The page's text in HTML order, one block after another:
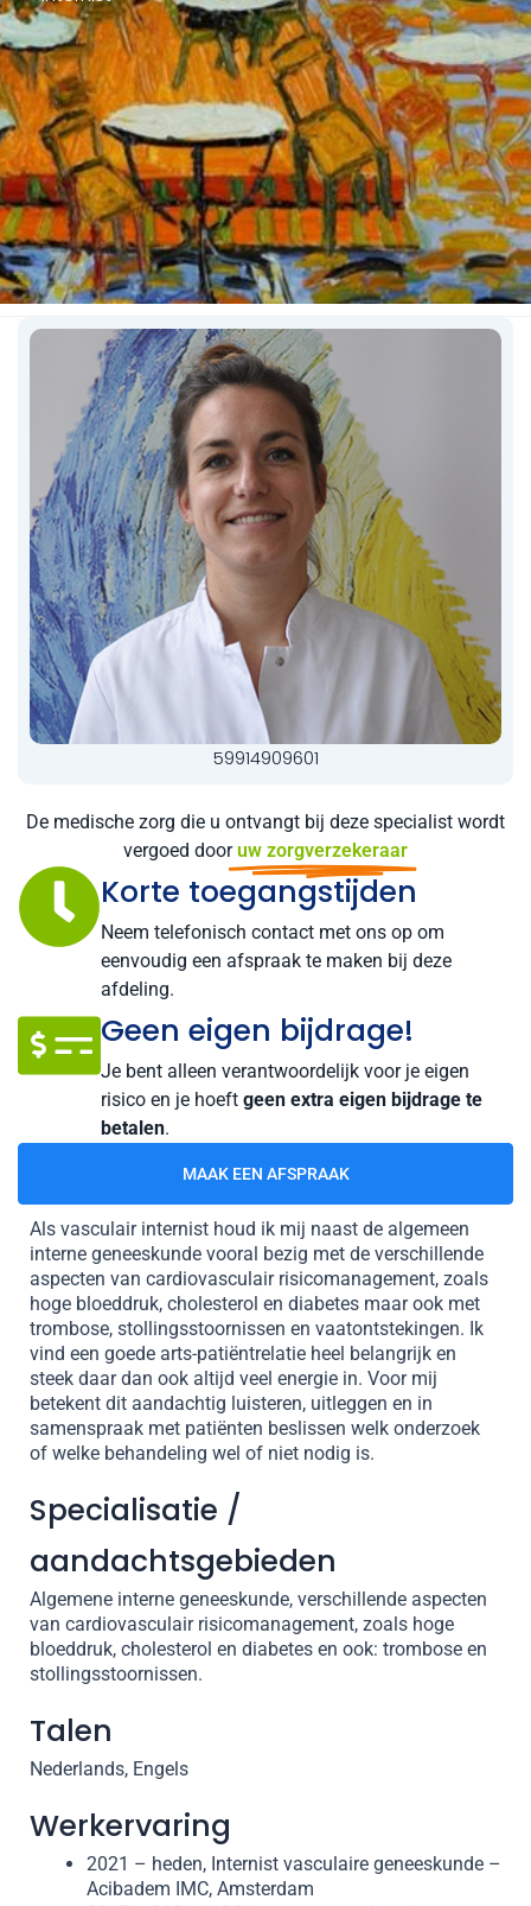
59914909601
De medische zorg die u ontvangt bij deze specialist wordt
vergoed door uw zorgverzekeraar
Korte toegangstijden
Neem telefonisch contact met ons op om
eenvoudig een afspraak te maken bij deze
afdeling.
Geen eigen bijdrage!
Je bent alleen verantwoordelijk voor je eigen
risico en je hoeft geen extra eigen bijdrage te
betalen.
MAAK EEN AFSPRAAK
Als vasculair internist houd ik mij naast de algemeen
interne geneeskunde vooral bezig met de verschillende
aspecten van cardiovasculair risicomanagement, zoals
hoge bloeddruk, cholesterol en diabetes maar ook met
trombose, stollingsstoornissen en vaatontstekingen. Ik
vind een goede arts-patiëntrelatie heel belangrijk en
steek daar dan ook altijd veel energie in. Voor mij
betekent dit aandachtig luisteren, uitleggen en in
samenspraak met patiënten beslissen welk onderzoek
of welke behandeling wel of niet nodig is.
Specialisatie /
aandachtsgebieden
Algemene interne geneeskunde, verschillende aspecten
van cardiovasculair risicomanagement, zoals hoge
bloeddruk, cholesterol en diabetes en ook: trombose en
stollingsstoornissen.
Talen
Nederlands, Engels
Werkervaring
2021 – heden, Internist vasculaire geneeskunde –
Acibadem IMC, Amsterdam